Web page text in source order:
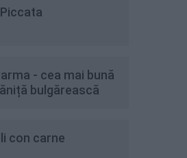
Piccata
- cea mai bună
bulgărească
con carne